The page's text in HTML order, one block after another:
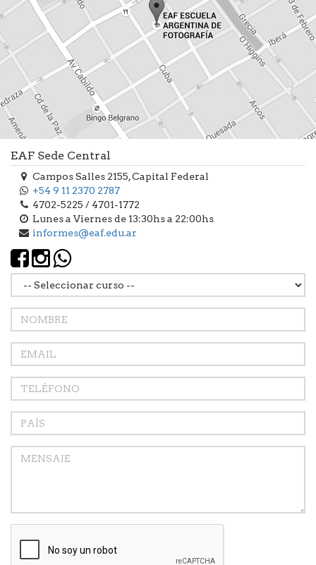
EAF Sede Central
Campos Salles 2155, Capital Federal
+54 9 11 2370 2787
4702-5225 / 4701-1772
Lunes a Viernes de 13:30hs a 22:00hs
informes@eaf.edu.ar